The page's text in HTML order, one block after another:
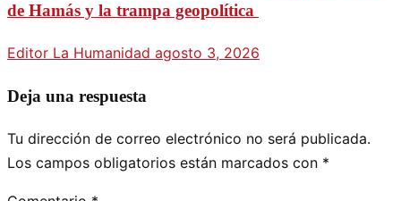
de Hamás y la trampa geopolítica
Editor La Humanidad agosto 3, 2026
Deja una respuesta
Tu dirección de correo electrónico no será publicada.
Los campos obligatorios están marcados con *